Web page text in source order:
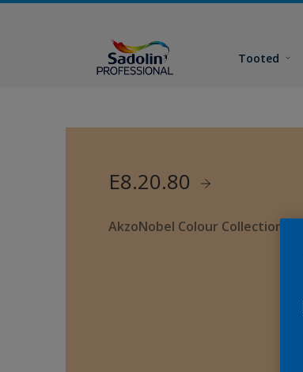
Tooted
E8.20.80
AkzoNobel Colour Collection